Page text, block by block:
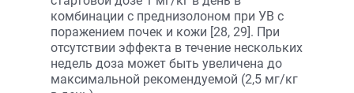
комбинации с преднизолоном при УВ с
поражением почек и кожи [28, 29]. При
отсутствии эффекта в течение нескольких
недель доза может быть увеличена до
максимальной рекомендуемой (2,5 мг/кг